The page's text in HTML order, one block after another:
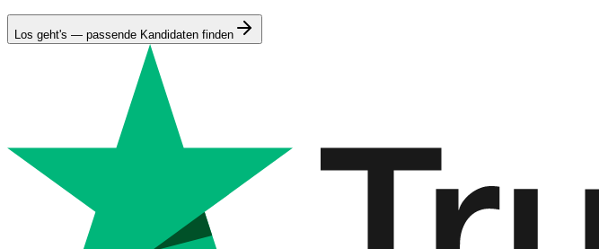
Los geht's — passende Kandidaten finden